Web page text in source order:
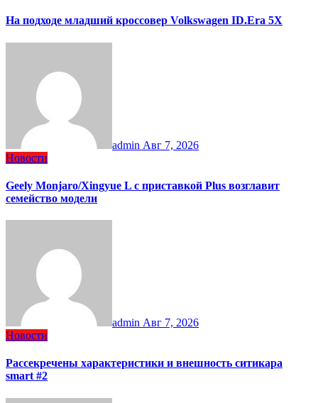
На подходе младший кроссовер Volkswagen ID.Era 5X
admin Авг 7, 2026
Новости
Geely Monjaro/Xingyue L с приставкой Plus возглавит
семейство модели
admin Авг 7, 2026
Новости
Рассекречены характеристики и внешность ситикара
smart #2